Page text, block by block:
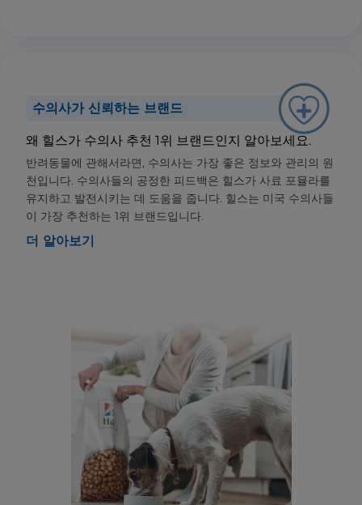
수의사가 신뢰하는 브랜드
왜 힐스가 수의사 추천 1위 브랜드인지 알아보세요.
반려동물에 관해서라면, 수의사는 가장 좋은 정보와 관리의 원
천입니다. 수의사들의 공정한 피드백은 힐스가 사료 포뮬라를
유지하고 발전시키는 데 도움을 줍니다. 힐스는 미국 수의사들
이 가장 추천하는 1위 브랜드입니다.
더 알아보기